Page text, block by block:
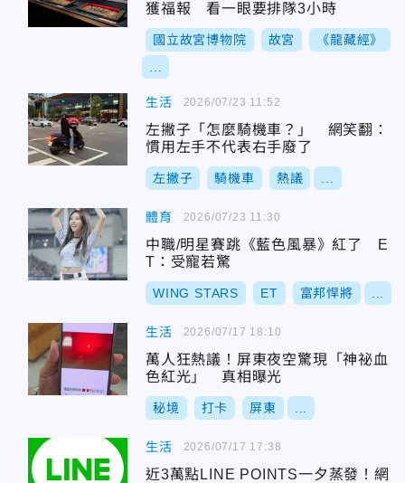
獲福報 看一眼要排隊3小時
國立故宮博物院 故宮 《龍藏經》
生活
左撇子「怎麼騎機車？」 網笑翻：
慣用左手不代表右手廢了
左撇子 騎機車 熱議
2026/07/23 11:52
體育
中職/明星賽跳《藍色風暴》紅了 E
T：受寵若驚
WING STARS ET 富邦悍將
2026/07/23 11:30
生活
萬人狂熱議！屏東夜空驚現「神祕血
色紅光」 真相曝光
秘境 打卡 屏東
2026/07/17 18:10
生活
近3萬點LINE POINTS一夕蒸發！網
2026/07/17 17:38